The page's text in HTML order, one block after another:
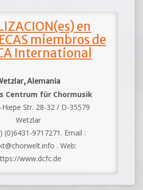
en
miembros de
International
Alemania
Centrum für Chormusik
Hiepe Str. 28-32 / D-35579
Wetzlar
(0)6431-9717271. Email :
. Web:
www.dcfc.de